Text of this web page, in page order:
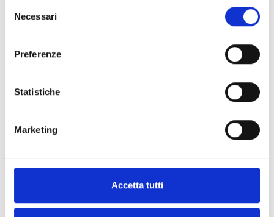
delNecessari
Preferenze
Statistiche
Marketing
Accetta tutti
Produkt?
Informationen
anfordern
Sie einen
Händler